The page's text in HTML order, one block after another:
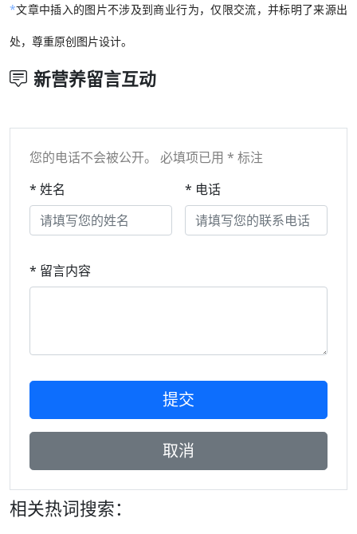
*文章中插入的图片不涉及到商业行为，仅限交流，并标明了来源出
处，尊重原创图片设计。
新营养留言互动
您的电话不会被公开。 必填项已用 * 标注
* 姓名
* 电话
* 留言内容
相关热词搜索：